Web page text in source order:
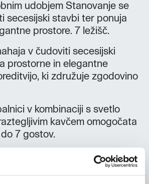
udobjem Stanovanje se
secesijski stavbi ter ponuja
prostore. 7 ležišč.
v čudoviti secesijski
prostorne in elegantne
ki združuje zgodovino
v kombinaciji s svetlo
kavčem omogočata
7 gostov.
z mešanico
in sodobnih detajlov,